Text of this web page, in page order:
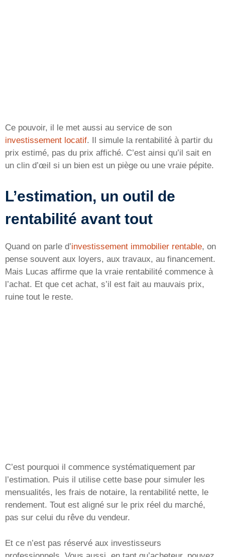
Ce pouvoir, il le met aussi au service de son
investissement locatif. Il simule la rentabilité à partir du
prix estimé, pas du prix affiché. C’est ainsi qu’il sait en
un clin d’œil si un bien est un piège ou une vraie pépite.
L’estimation, un outil de
rentabilité avant tout
Quand on parle d’investissement immobilier rentable, on
pense souvent aux loyers, aux travaux, au financement.
Mais Lucas affirme que la vraie rentabilité commence à
l’achat. Et que cet achat, s’il est fait au mauvais prix,
ruine tout le reste.
C’est pourquoi il commence systématiquement par
l’estimation. Puis il utilise cette base pour simuler les
mensualités, les frais de notaire, la rentabilité nette, le
rendement. Tout est aligné sur le prix réel du marché,
pas sur celui du rêve du vendeur.
Et ce n’est pas réservé aux investisseurs